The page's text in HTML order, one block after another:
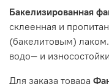
Бакелизированная
склеенная и
(бакелитовым)
водо— и
Для заказа товара